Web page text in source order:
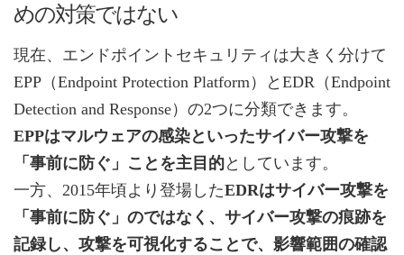
めの対策ではない
現在、エンドポイントセキュリティは大きく分けて
EPP（Endpoint Protection Platform）とEDR（Endpoint
Detection and Response）の2つに分類できます。
EPPはマルウェアの感染といったサイバー攻撃を
「事前に防ぐ」ことを主目的としています。
一方、2015年頃より登場したEDRはサイバー攻撃を
「事前に防ぐ」のではなく、サイバー攻撃の痕跡を
記録し、攻撃を可視化することで、影響範囲の確認